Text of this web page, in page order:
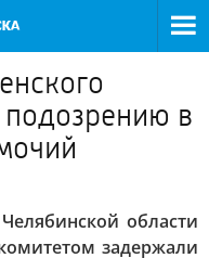
подозрению в
области
задержали